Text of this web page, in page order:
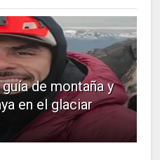
de montaña y
en el glaciar